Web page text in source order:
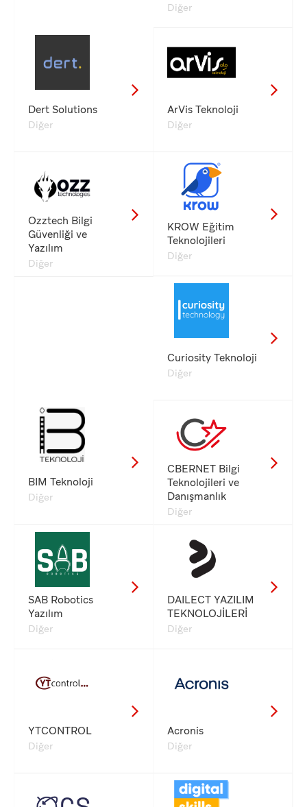
Diğer
Dert Solutions
Diğer
ArVis Teknoloji
Diğer
Ozztech Bilgi
Güvenliği ve
Yazılım
Diğer
KROW Eğitim
Teknolojileri
Diğer
Curiosity Teknoloji
Diğer
BIM Teknoloji
Diğer
CBERNET Bilgi
Teknolojileri ve
Danışmanlık
Diğer
SAB Robotics
Yazılım
Diğer
DAILECT YAZILIM
TEKNOLOJİLERİ
Diğer
YTCONTROL
Diğer
Acronis
Diğer